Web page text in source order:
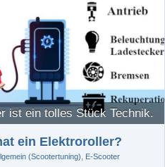
ist ein tolles Stück Technik.
ein Elektroroller?
(Scootertuning) E-Scooter